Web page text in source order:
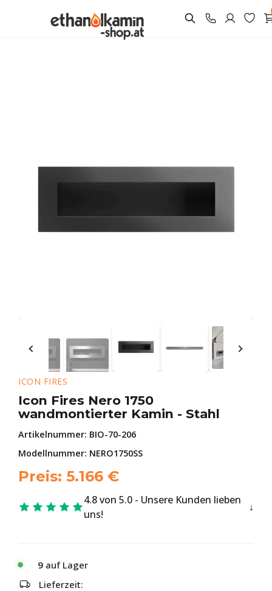
ICON FIRES
Icon Fires Nero 1750
wandmontierter Kamin - Stahl
Artikelnummer: BIO-70-206
Modellnummer: NERO1750SS
Preis: 5.166 €
4.8 von 5.0 - Unsere Kunden lieben
uns!
9 auf Lager
Lieferzeit: